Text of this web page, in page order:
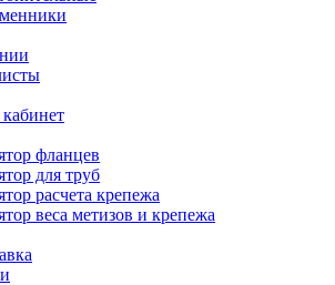
фланцев
для труб
расчета крепежа
веса метизов и крепежа